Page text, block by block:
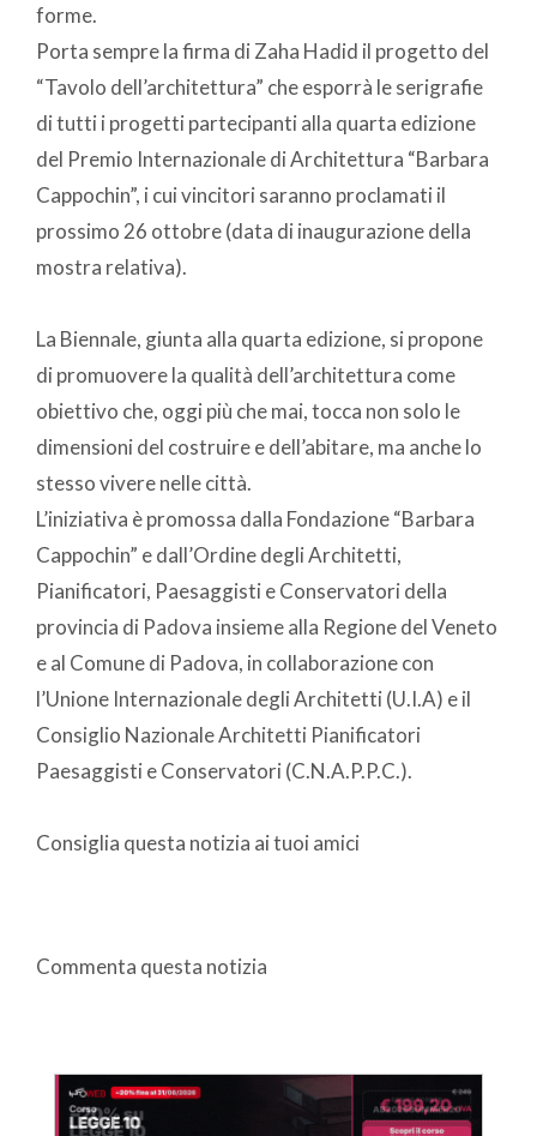
forme.
Porta sempre la firma di Zaha Hadid il progetto del
“Tavolo dell’architettura” che esporrà le serigrafie
di tutti i progetti partecipanti alla quarta edizione
del Premio Internazionale di Architettura “Barbara
Cappochin”, i cui vincitori saranno proclamati il
prossimo 26 ottobre (data di inaugurazione della
mostra relativa).
La Biennale, giunta alla quarta edizione, si propone
di promuovere la qualità dell’architettura come
obiettivo che, oggi più che mai, tocca non solo le
dimensioni del costruire e dell’abitare, ma anche lo
stesso vivere nelle città.
L’iniziativa è promossa dalla Fondazione “Barbara
Cappochin” e dall’Ordine degli Architetti,
Pianificatori, Paesaggisti e Conservatori della
provincia di Padova insieme alla Regione del Veneto
e al Comune di Padova, in collaborazione con
l’Unione Internazionale degli Architetti (U.I.A) e il
Consiglio Nazionale Architetti Pianificatori
Paesaggisti e Conservatori (C.N.A.P.P.C.).
Consiglia questa notizia ai tuoi amici
Commenta questa notizia